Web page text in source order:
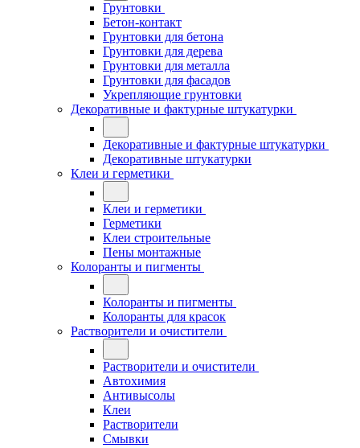
Грунтовки
Бетон-контакт
Грунтовки для бетона
Грунтовки для дерева
Грунтовки для металла
Грунтовки для фасадов
Укрепляющие грунтовки
Декоративные и фактурные штукатурки
Декоративные и фактурные штукатурки
Декоративные штукатурки
Клеи и герметики
Клеи и герметики
Герметики
Клеи строительные
Пены монтажные
Колоранты и пигменты
Колоранты и пигменты
Колоранты для красок
Растворители и очистители
Растворители и очистители
Автохимия
Антивысолы
Клеи
Растворители
Смывки